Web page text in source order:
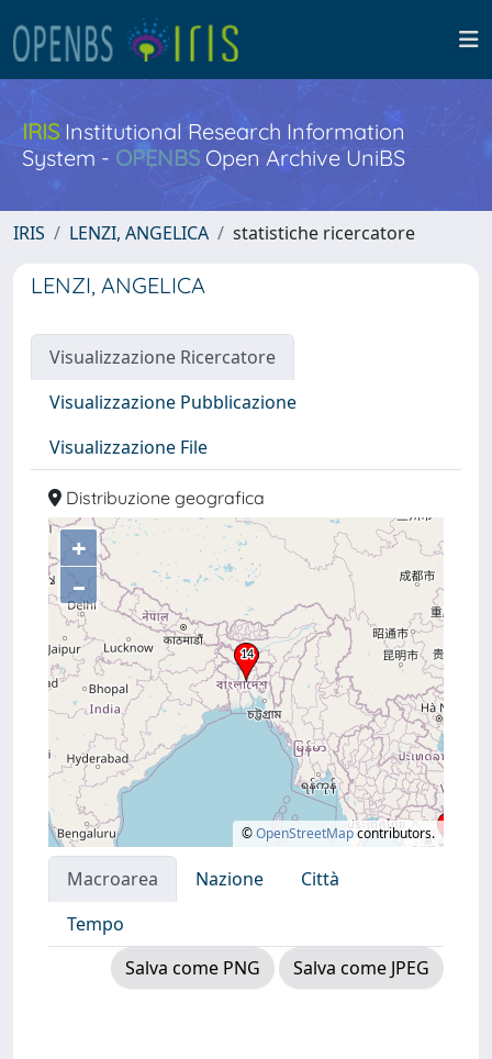
IRISInstitutional Research Information
System - OPENBS Open Archive UniBS
IRIS LENZI, ANGELICA statistiche ricercatore
LENZI, ANGELICA
Visualizzazione Ricercatore
Visualizzazione Pubblicazione
Visualizzazione File
Distribuzione geografica
+
–
©OpenStreetMapcontributors.
Macroarea Nazione
Città
Tempo
Salva come PNG
Salva come JPEG